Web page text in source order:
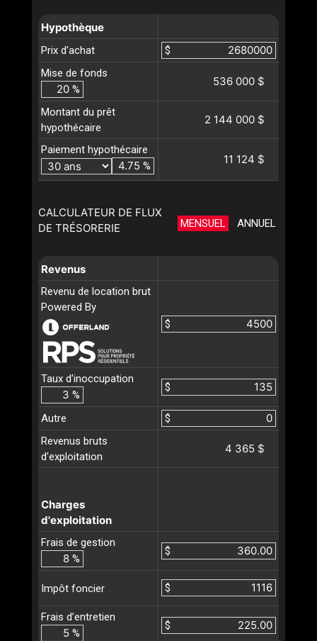
Hypothèque
Prix d'achat
$
Mise de fonds
%
536 000 $
Montant du prêt
hypothécaire
2 144 000 $
Paiement hypothécaire
%
11 124 $
CALCULATEUR DE FLUX
DE TRÉSORERIE
MENSUEL ANNUEL
Revenus
Revenu de location brut
Powered By
$
Taux d'inoccupation
%
$
Autre
$
Revenus bruts
d'exploitation
4 365 $
Charges
d'exploitation
Frais de gestion
%
$
Impôt foncier $
Frais d’entretien
%
$